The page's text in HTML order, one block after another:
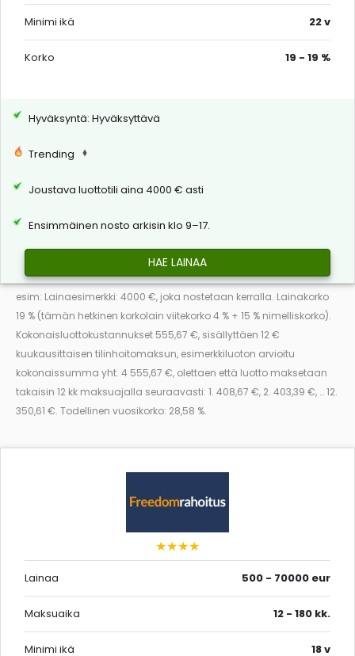
Minimi ikä 22 v
Korko 19 - 19 %
Hyväksyntä: Hyväksyttävä
Trending
Joustava luottotili aina 4000 € asti
Ensimmäinen nosto arkisin klo 9–17.
HAE LAINAA
esim: Lainaesimerkki: 4000 €, joka nostetaan kerralla. Lainakorko
19 % (tämän hetkinen korkolain viitekorko 4 % + 15 % nimelliskorko).
Kokonaisluottokustannukset 555,67 €, sisällyttäen 12 €
kuukausittaisen tilinhoitomaksun, esimerkkiluoton arvioitu
kokonaissumma yht. 4 555,67 €, olettaen että luotto maksetaan
takaisin 12 kk maksuajalla seuraavasti: 1. 408,67 €, 2. 403,39 €, … 12.
350,61 €. Todellinen vuosikorko: 28,58 %.
★★★★
Lainaa 500 - 70000 eur
Maksuaika 12 - 180 kk.
Minimi ikä 18 v